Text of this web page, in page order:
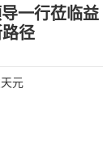
一行莅临益
径
元